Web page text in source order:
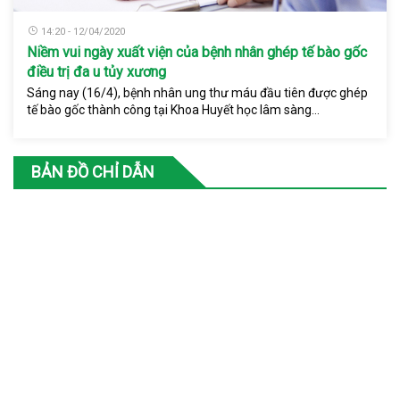
14:20 - 12/04/2020
Niềm vui ngày xuất viện của bệnh nhân ghép tế bào gốc
điều trị đa u tủy xương
Sáng nay (16/4), bệnh nhân ung thư máu đầu tiên được ghép
tế bào gốc thành công tại Khoa Huyết học lâm sàng...
BẢN ĐỒ CHỈ DẪN